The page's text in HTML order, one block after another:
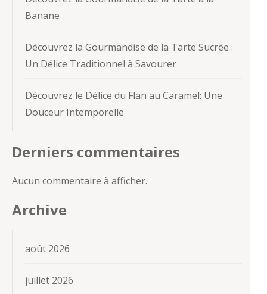
Banane
Découvrez la Gourmandise de la Tarte Sucrée :
Un Délice Traditionnel à Savourer
Découvrez le Délice du Flan au Caramel: Une
Douceur Intemporelle
Derniers commentaires
Aucun commentaire à afficher.
Archive
août 2026
juillet 2026